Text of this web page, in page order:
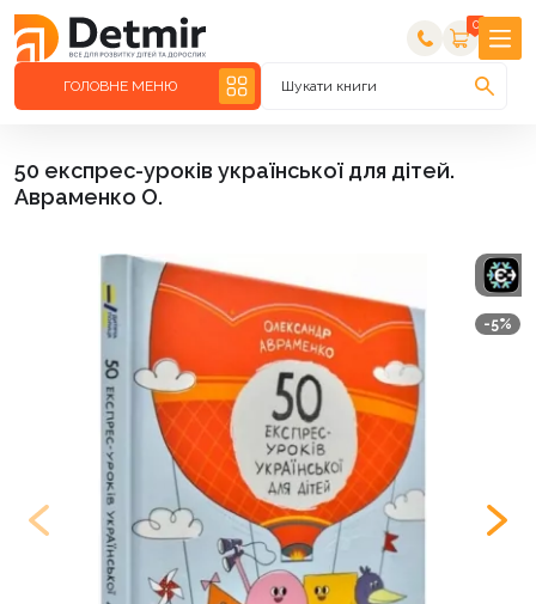
0
ГОЛОВНЕ МЕНЮ Шукати книги
50 експрес-уроків української для дітей.
Авраменко О.
-5%